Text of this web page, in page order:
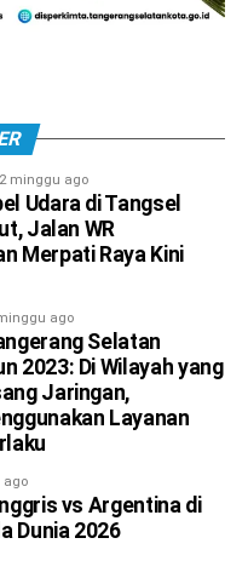
2 minggu ago
Udara di Tangsel
Jalan WR
Merpati Raya Kini
ago
Selatan
2023: Di Wilayah yang
Jaringan,
Layanan
ago
vs Argentina di
Dunia 2026